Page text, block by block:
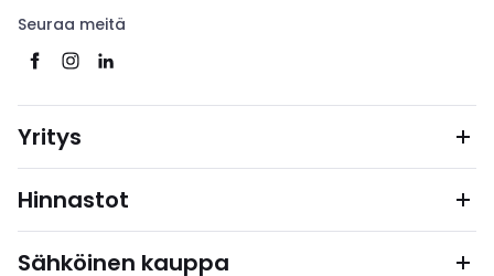
Seuraa meitä
Yritys
Hinnastot
Sähköinen kauppa